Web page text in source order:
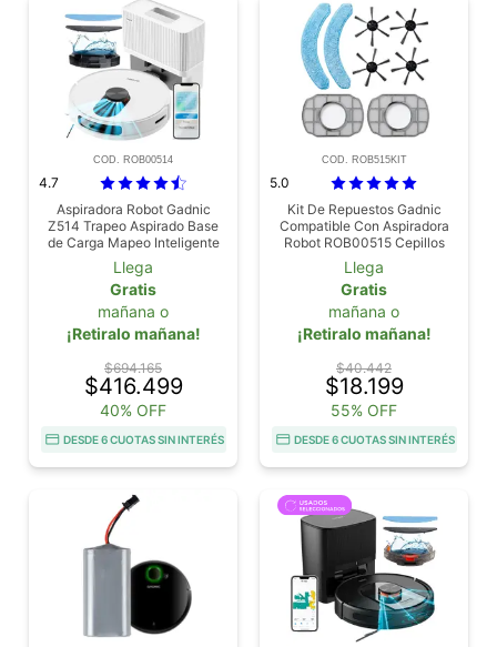
COD. ROB00514
4.7
Aspiradora Robot Gadnic
Z514 Trapeo Aspirado Base
de Carga Mapeo Inteligente
App Control
Llega
Gratis
mañana o
¡Retiralo mañana!
$694.165
$416.499
40% OFF
DESDE 6 CUOTAS SIN INTERÉS
COD. ROB515KIT
5.0
Kit De Repuestos Gadnic
Compatible Con Aspiradora
Robot ROB00515 Cepillos
Filtros Mopas
Llega
Gratis
mañana o
¡Retiralo mañana!
$40.442
$18.199
55% OFF
DESDE 6 CUOTAS SIN INTERÉS